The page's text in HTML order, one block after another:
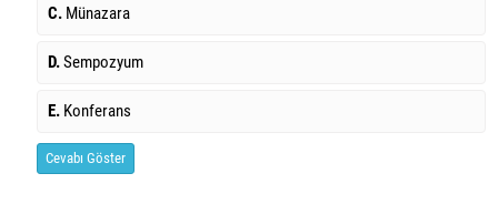
C. Münazara
D.Sempozyum
E. Konferans
Cevabı Göster